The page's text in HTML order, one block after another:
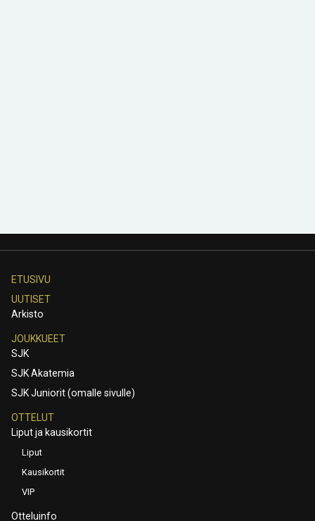
ETUSIVU
UUTISET
Arkisto
JOUKKUEET
SJK
SJK Akatemia
SJK Juniorit (omalle sivulle)
OTTELUT
Liput ja kausikortit
Liput
Kausikortit
VIP
Otteluinfo